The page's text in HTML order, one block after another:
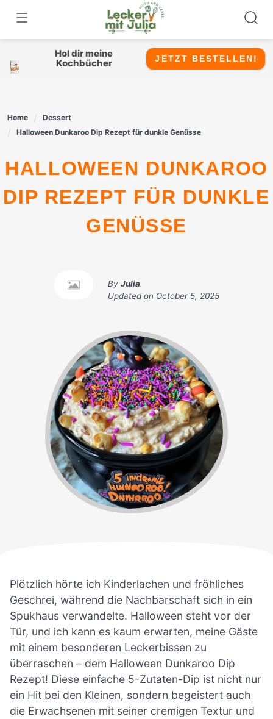
content
Hol dir meine
Kochbücher
JETZT BESTELLEN!
Home
Dessert
Halloween Dunkaroo Dip Rezept für dunkle Genüsse
HALLOWEEN DUNKAROO
DIP REZEPT FÜR DUNKLE
GENÜSSE
By Julia
Updated on October 5, 2025
Plötzlich hörte ich Kinderlachen und fröhliches
Geschrei, während die Nachbarschaft sich in ein
Spukhaus verwandelte. Halloween steht vor der
Tür, und ich kann es kaum erwarten, meine Gäste
mit einem besonderen Leckerbissen zu
überraschen – dem Halloween Dunkaroo Dip
Rezept! Diese einfache 5-Zutaten-Dip ist nicht nur
ein Hit bei den Kleinen, sondern begeistert auch
die Erwachsenen mit seiner cremigen Textur und